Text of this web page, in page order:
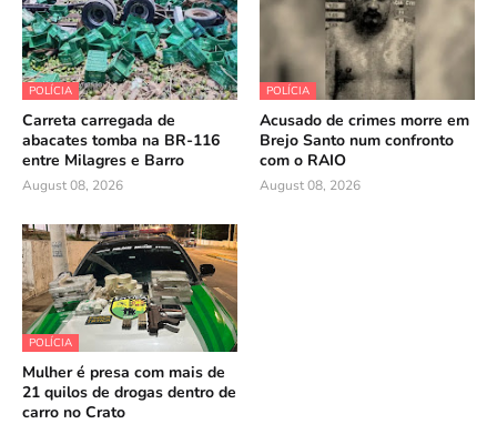
POLÍCIA
Carreta carregada de
abacates tomba na BR-116
entre Milagres e Barro
August 08, 2026
POLÍCIA
Acusado de crimes morre em
Brejo Santo num confronto
com o RAIO
August 08, 2026
POLÍCIA
Mulher é presa com mais de
21 quilos de drogas dentro de
carro no Crato